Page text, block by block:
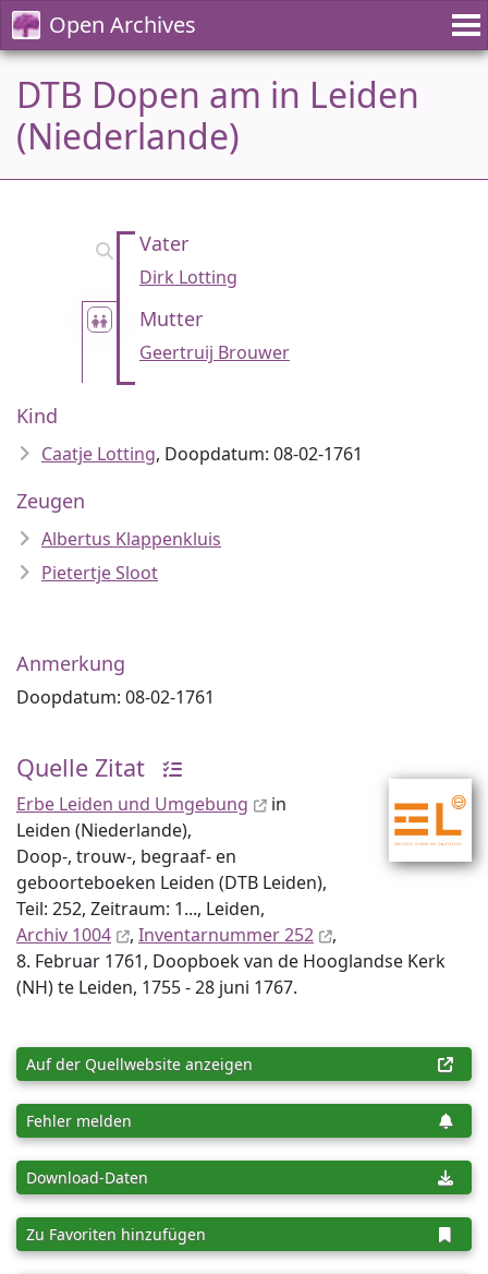
Open Archives
DTB Dopen am in Leiden
(Niederlande)
Vater
Dirk Lotting
Mutter
Geertruij Brouwer
Kind
Caatje Lotting, Doopdatum: 08-02-1761
Zeugen
Albertus Klappenkluis
Pietertje Sloot
Anmerkung
Doopdatum: 08-02-1761
Quelle Zitat
Erbe Leiden und Umgebung
in
Leiden (Niederlande),
Doop-, trouw-, begraaf- en
geboorteboeken Leiden (DTB Leiden),
Teil: 252, Zeitraum: 1..., Leiden,
Archiv 1004
, Inventar­nummer 252
,
8. Februar 1761, Doopboek van de Hooglandse Kerk
(NH) te Leiden, 1755 - 28 juni 1767.
Auf der Quellwebsite anzeigen
Fehler melden
Download-Daten
Zu Favoriten hinzufügen